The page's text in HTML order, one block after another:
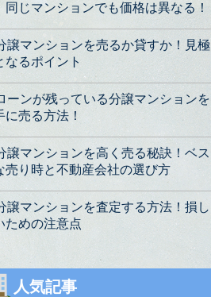
同じマンションでも価格は異なる！
譲マンションを売るか貸すか！見極
なるポイント
ーンが残っている分譲マンションを
に売る方法！
譲マンションを高く売る秘訣！ベス
売り時と不動産会社の選び方
譲マンションを査定する方法！損し
ための注意点
人気記事